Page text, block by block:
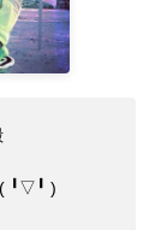
(⁠ ⁠╹⁠▽⁠╹⁠ ⁠)